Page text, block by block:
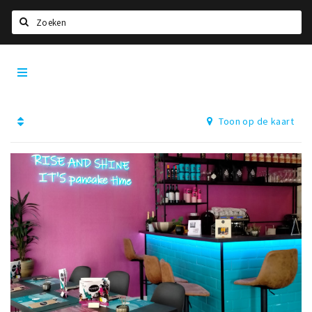
Home
Bioscoopagenda
Nieuws
Leuke tips & trends
Interviews
Eten
Drinken
Slapen
Toon op de kaart